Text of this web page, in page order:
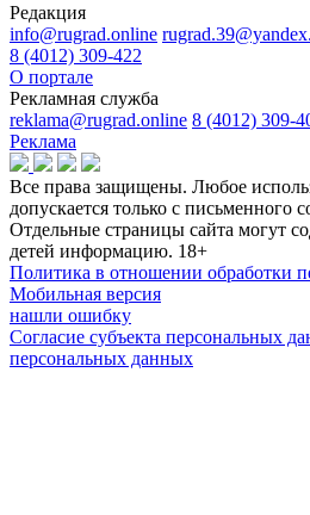
Редакция
info@rugrad.online
8 (4012) 309-422
О портале
Рекламная служба
reklama@rugrad.online 8 (4012) 309-
Реклама
Все права защищены. Любое
допускается только с письменного
Отдельные страницы сайта могут
детей информацию. 18+
Политика в отношении обработки
Мобильная версия
нашли ошибку
Согласие субъекта персональных
персональных данных